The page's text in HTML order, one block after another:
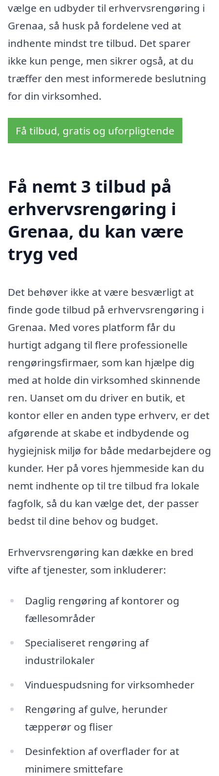
vælge en udbyder til erhvervsrengøring i
Grenaa, så husk på fordelene ved at
indhente mindst tre tilbud. Det sparer
ikke kun penge, men sikrer også, at du
træffer den mest informerede beslutning
for din virksomhed.
Få tilbud, gratis og uforpligtende
Få nemt 3 tilbud på
erhvervsrengøring i
Grenaa, du kan være
tryg ved
Det behøver ikke at være besværligt at
finde gode tilbud på erhvervsrengøring i
Grenaa. Med vores platform får du
hurtigt adgang til flere professionelle
rengøringsfirmaer, som kan hjælpe dig
med at holde din virksomhed skinnende
ren. Uanset om du driver en butik, et
kontor eller en anden type erhverv, er det
afgørende at skabe et indbydende og
hygiejnisk miljø for både medarbejdere og
kunder. Her på vores hjemmeside kan du
nemt indhente op til tre tilbud fra lokale
fagfolk, så du kan vælge det, der passer
bedst til dine behov og budget.
Erhvervsrengøring kan dække en bred
vifte af tjenester, som inkluderer:
Daglig rengøring af kontorer og
fællesområder
Specialiseret rengøring af
industrilokaler
Vinduespudsning for virksomheder
Rengøring af gulve, herunder
tæpperør og fliser
Desinfektion af overflader for at
minimere smittefare